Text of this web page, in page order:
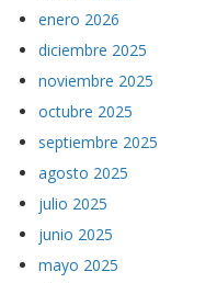
enero 2026
diciembre 2025
noviembre 2025
octubre 2025
septiembre 2025
agosto 2025
julio 2025
junio 2025
mayo 2025